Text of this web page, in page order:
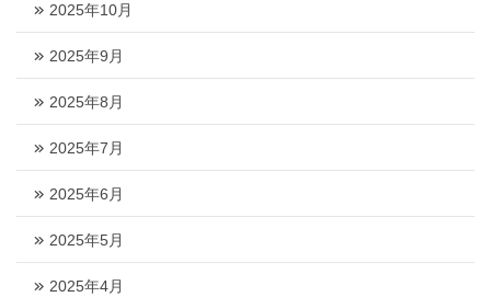
2025年10月
2025年9月
2025年8月
2025年7月
2025年6月
2025年5月
2025年4月